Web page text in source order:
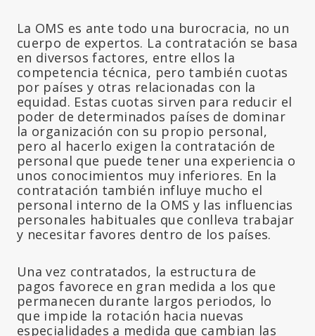
La OMS es ante todo una burocracia, no un
cuerpo de expertos. La contratación se basa
en diversos factores, entre ellos la
competencia técnica, pero también cuotas
por países y otras relacionadas con la
equidad. Estas cuotas sirven para reducir el
poder de determinados países de dominar
la organización con su propio personal,
pero al hacerlo exigen la contratación de
personal que puede tener una experiencia o
unos conocimientos muy inferiores. En la
contratación también influye mucho el
personal interno de la OMS y las influencias
personales habituales que conlleva trabajar
y necesitar favores dentro de los países.
Una vez contratados, la estructura de
pagos favorece en gran medida a los que
permanecen durante largos periodos, lo
que impide la rotación hacia nuevas
especialidades a medida que cambian las